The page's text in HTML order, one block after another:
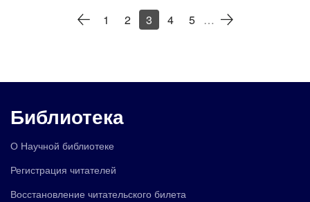
1 2 3 4 5 …
Библиотека
О Научной библиотеке
Регистрация читателей
Восстановление читательского билета